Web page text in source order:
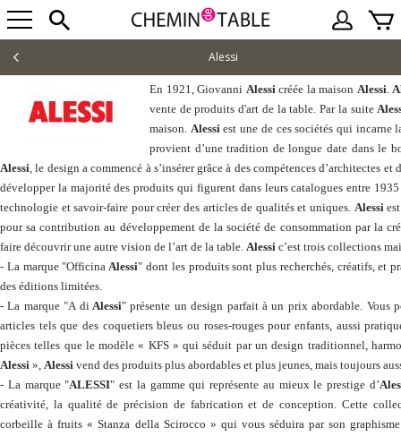
Alessi
En 1921, Giovanni Alessicréée la maison Alessi.
vente de produits d'art de la table. Par la suite
maison. Alessiest une de ces sociétés qui
provient d’une tradition de longue date dans le
Alessi, le design a commencé à s’insérer grâce à des compétences d’architectes
développer la majorité des produits qui figurent dans leurs catalogues entre
technologie et savoir-faire pour créer des articles de qualités et uniques. Alessiest
pour sa contribution au développement de la société de consommation par la
faire découvrir une autre vision de l’art de la table. Alessi c’est trois collections
- La marque "Officina Alessi" dont les produits sont plus recherchés, créatifs, et
des éditions limitées.
- La marque "A diAlessi" présente un design parfait à un prix abordable. Vous
articles tels que des coquetiers bleus ou roses-rouges pour enfants, aussi
pièces telles que le modèle « KFS » qui séduit par un design traditionnel,
Alessi », Alessi vend des produits plus abordables et plus jeunes, mais toujours
- La marque "ALESSI" est la gamme qui représente au mieux le prestige d’
créativité, la qualité de précision de fabrication et de conception. Cette
corbeille à fruits « Stanza della Scirocco » qui vous séduira par son